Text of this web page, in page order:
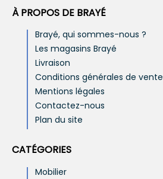
À PROPOS DE BRAYÉ
Brayé, qui sommes-nous ?
Les magasins Brayé
Livraison
Conditions générales de vente
Mentions légales
Contactez-nous
Plan du site
CATÉGORIES
Mobilier